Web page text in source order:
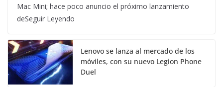
Mac Mini; hace poco anuncio el próximo lanzamiento
deSeguir Leyendo
Lenovo se lanza al mercado de los
móviles, con su nuevo Legion Phone
Duel